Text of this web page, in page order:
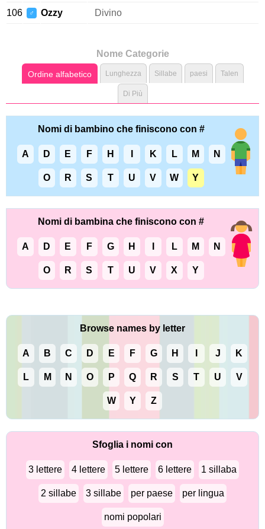
106 ♂ Ozzy Divino
Nome Categorie
Ordine alfabetico Lunghezza Sillabe paesi Talen
Di Più
Nomi di bambino che finiscono con #
A D E F H K L M N
O R S T U V W Y
Nomi di bambina che finiscono con #
A D E F G H L M N
O R S T U V X Y
Browse names by letter
A B C D E F G H J K
L M N O P Q R S T U V
W Y Z
Sfoglia i nomi con
3 lettere 4 lettere 5 lettere 6 lettere 1 sillaba
2 sillabe 3 sillabe per paese per lingua
nomi popolari